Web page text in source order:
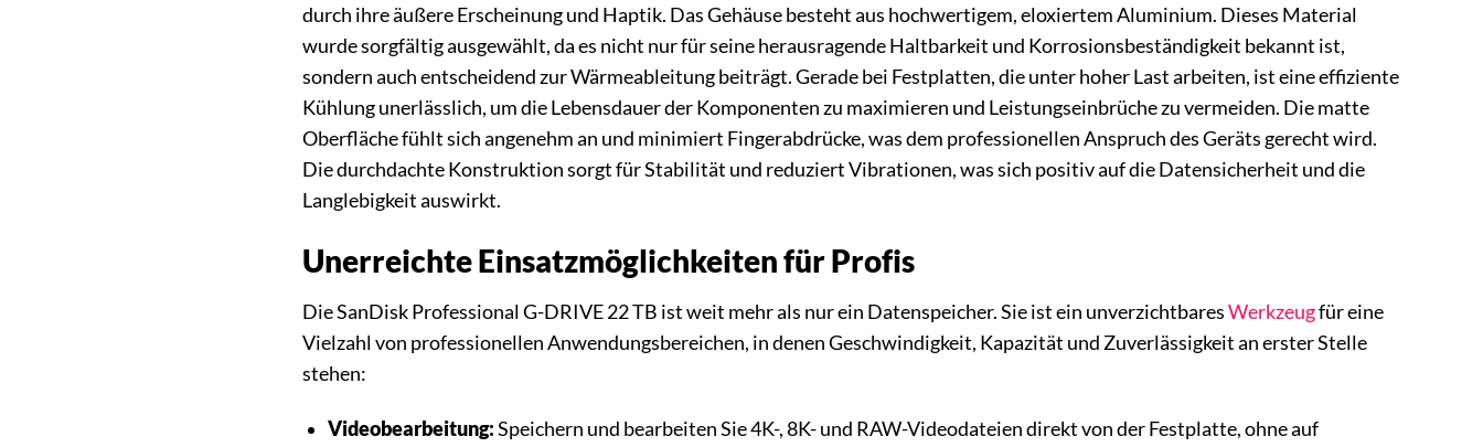
durch ihre äußere Erscheinung und Haptik. Das Gehäuse besteht aus hochwertigem, eloxiertem Aluminium. Dieses Material
wurde sorgfältig ausgewählt, da es nicht nur für seine herausragende Haltbarkeit und Korrosionsbeständigkeit bekannt ist,
sondern auch entscheidend zur Wärmeableitung beiträgt. Gerade bei Festplatten, die unter hoher Last arbeiten, ist eine effiziente
Kühlung unerlässlich, um die Lebensdauer der Komponenten zu maximieren und Leistungseinbrüche zu vermeiden. Die matte
Oberfläche fühlt sich angenehm an und minimiert Fingerabdrücke, was dem professionellen Anspruch des Geräts gerecht wird.
Die durchdachte Konstruktion sorgt für Stabilität und reduziert Vibrationen, was sich positiv auf die Datensicherheit und die
Langlebigkeit auswirkt.
Unerreichte Einsatzmöglichkeiten für Profis
Die SanDisk Professional G-DRIVE 22 TB ist weit mehr als nur ein Datenspeicher. Sie ist ein unverzichtbaresWerkzeugfür eine
Vielzahl von professionellen Anwendungsbereichen, in denen Geschwindigkeit, Kapazität und Zuverlässigkeit an erster Stelle
stehen:
Videobearbeitung:Speichern und bearbeiten Sie 4K-, 8K- und RAW-Videodateien direkt von der Festplatte, ohne auf